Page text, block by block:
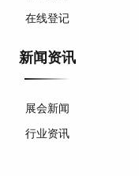
在线登记
新闻资讯
展会新闻
行业资讯